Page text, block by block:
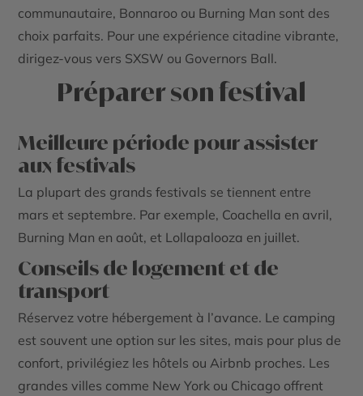
communautaire, Bonnaroo ou Burning Man sont des
choix parfaits. Pour une expérience citadine vibrante,
dirigez-vous vers SXSW ou Governors Ball.
Préparer son festival
Meilleure période pour assister
aux festivals
La plupart des grands festivals se tiennent entre
mars et septembre. Par exemple, Coachella en avril,
Burning Man en août, et Lollapalooza en juillet.
Conseils de logement et de
transport
Réservez votre hébergement à l’avance. Le camping
est souvent une option sur les sites, mais pour plus de
confort, privilégiez les hôtels ou Airbnb proches. Les
grandes villes comme New York ou Chicago offrent